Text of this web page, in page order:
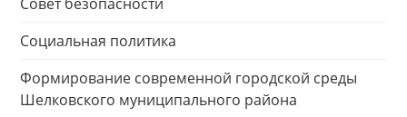
Социальная политика
Формирование современной городской среды
Шелковского муниципального района